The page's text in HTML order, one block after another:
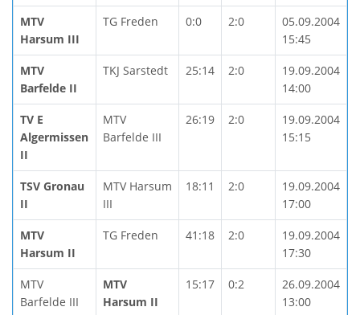
MTV
Harsum III
TG Freden 0:0 2:0
05.09.2004
15:45
MTV
Barfelde II
TKJ Sarstedt 25:14 2:0
19.09.2004
14:00
TV E
Algermissen
II
MTV
Barfelde III
26:19 2:0
19.09.2004
15:15
TSV Gronau
II
MTV Harsum
III
18:11 2:0
19.09.2004
17:00
MTV
Harsum II
TG Freden 41:18 2:0
19.09.2004
17:30
MTV
Barfelde III
MTV
Harsum II
15:17 0:2
26.09.2004
13:00